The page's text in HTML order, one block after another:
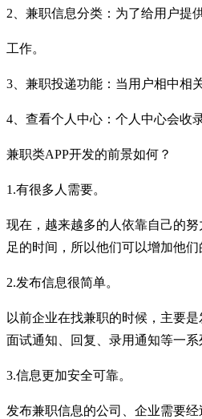
2、兼职信息分类：为了给用户提
工作。
3、兼职投递功能：当用户相中相
4、查看个人中心：个人中心会收
兼职类APP开发的前景如何？
1.有很多人需要。
现在，越来越多的人依靠自己的
足的时间，所以他们可以增加他
2.发布信息很简单。
以前企业在找兼职的时候，主要
面试通知、回复、录用通知等一系
3.信息更加安全可靠。
发布兼职信息的公司、企业需要